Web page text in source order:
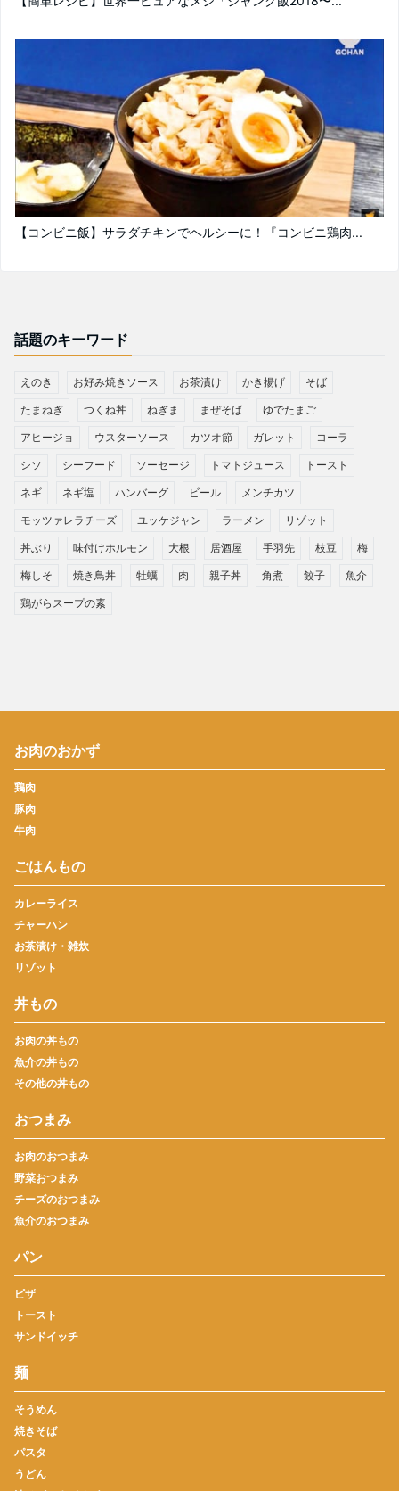
【コンビニ飯】サラダチキンでヘルシーに！『コンビニ鶏肉...
話題のキーワード
えのき お好み焼きソース お茶漬け かき揚げ そば
たまねぎ つくね丼 ねぎま まぜそば ゆでたまご
アヒージョ ウスターソース カツオ節 ガレット コーラ
シソ シーフード ソーセージ トマトジュース トースト
ネギ ネギ塩 ハンバーグ ビール メンチカツ
モッツァレラチーズ ユッケジャン ラーメン リゾット
丼ぶり 味付けホルモン 大根 居酒屋 手羽先 枝豆 梅
梅しそ 焼き鳥丼 牡蠣 肉 親子丼 角煮 餃子 魚介
鶏がらスープの素
お肉のおかず
鶏肉
豚肉
牛肉
ごはんもの
カレーライス
チャーハン
お茶漬け・雑炊
リゾット
丼もの
お肉の丼もの
魚介の丼もの
その他の丼もの
おつまみ
お肉のおつまみ
野菜おつまみ
チーズのおつまみ
魚介のおつまみ
パン
ピザ
トースト
サンドイッチ
麺
そうめん
焼きそば
パスタ
うどん